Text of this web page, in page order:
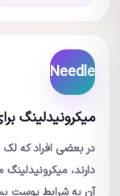
Needle
میکرونیدلینگ
در بعضی افراد که لک
دارند،
آن به شرایط پوست